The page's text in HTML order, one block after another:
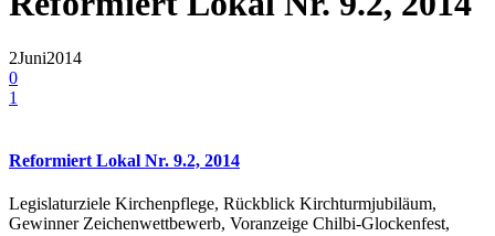
2Juni2014
0
1
Reformiert Lokal Nr. 9.2, 2014
Legislaturziele Kirchenpflege, Rückblick Kirchturmjubiläum,
Gewinner Zeichenwettbewerb, Voranzeige Chilbi-Glockenfest,